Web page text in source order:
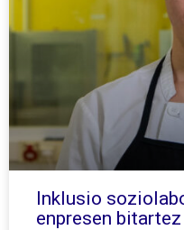
Inklusio
enpresen bitartez